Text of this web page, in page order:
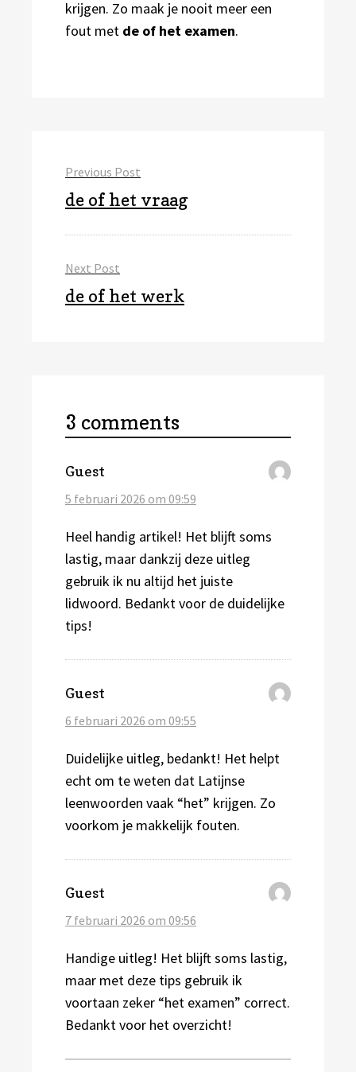
krijgen. Zo maak je nooit meer een
fout met de of het examen.
navigatie
Previous Post
Previous
de of het vraag
Next Post
Next
de of het werk
3 comments
Guest
5 februari 2026 om 09:59
Heel handig artikel! Het blijft soms
lastig, maar dankzij deze uitleg
gebruik ik nu altijd het juiste
lidwoord. Bedankt voor de duidelijke
tips!
Guest
6 februari 2026 om 09:55
Duidelijke uitleg, bedankt! Het helpt
echt om te weten dat Latijnse
leenwoorden vaak “het” krijgen. Zo
voorkom je makkelijk fouten.
Guest
7 februari 2026 om 09:56
Handige uitleg! Het blijft soms lastig,
maar met deze tips gebruik ik
voortaan zeker “het examen” correct.
Bedankt voor het overzicht!